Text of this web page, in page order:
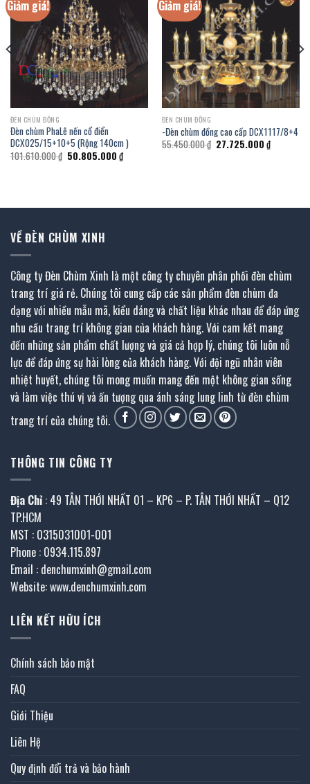
Giảm giá!
ĐÈN CHÙM ĐỒNG
Đèn chùm PhaLê nến cổ điển
DCX025/15+10+5 (Rộng 140cm )
101.610.000₫ Giá
gốc
50.805.000 ₫Giá
hiện
Giảm giá!
ĐÈN CHÙM ĐỒNG
-Đèn chùm đồng cao cấp DCX1117/8+4
55.450.000₫ Giá
gốc
27.725.000 ₫Giá
hiện
VỀ ĐÈN CHÙM XINH
Công ty Đèn Chùm Xinh là một công ty chuyên phân phối đèn chùm
trang trí giá rẻ. Chúng tôi cung cấp các sản phẩm đèn chùm đa
dạng với nhiều mẫu mã, kiểu dáng và chất liệu khác nhau để đáp ứng
nhu cầu trang trí không gian của khách hàng. Với cam kết mang
đến những sản phẩm chất lượng và giá cả hợp lý, chúng tôi luôn nỗ
lực để đáp ứng sự hài lòng của khách hàng. Với đội ngũ nhân viên
nhiệt huyết, chúng tôi mong muốn mang đến một không gian sống
và làm việc thú vị và ấn tượng qua ánh sáng lung linh từ đèn chùm
trang trí của chúng tôi.
THÔNG TIN CÔNG TY
Địa Chỉ : 49 TÂN THỚI NHẤT 01 – KP6 – P. TÂN THỚI NHẤT – Q12
TP.HCM
MST : 0315031001-001
Phone : 0934.115.897
Email : denchumxinh@gmail.com
Website: www.denchumxinh.com
LIÊN KẾT HỮU ÍCH
Chính sách bảo mật
FAQ
Giới Thiệu
Liên Hệ
Quy định đổi trả và bảo hành